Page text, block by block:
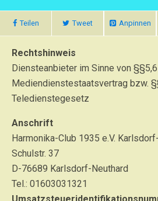
Teilen Tweet Anpinnen
Rechtshinweis
Diensteanbieter im Sinne von §§5,6
Mediendienstestaatsvertrag bzw.
Teledienstegesetz
Anschrift
Harmonika-Club 1935 e.V.
Schulstr. 37
D-76689 Karlsdorf-Neuthard
Tel.: 01603031321